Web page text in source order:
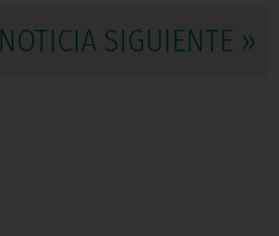
NOTICIA SIGUIENTE »